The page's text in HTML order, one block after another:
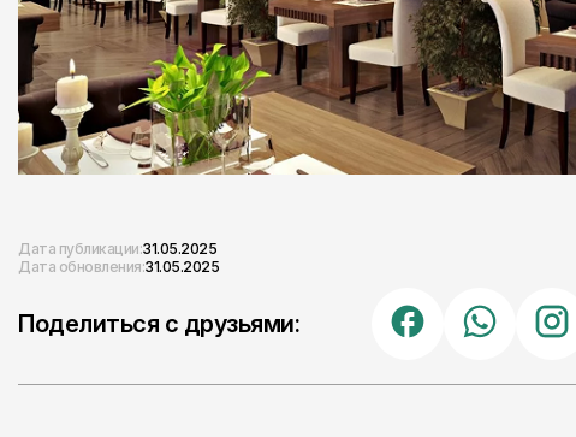
Дата публикации:31.05.2025
Дата обновления:31.05.2025
Поделиться с друзьями: